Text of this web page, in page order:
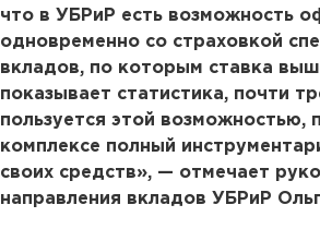
что в УБРиР есть возможность
одновременно со страховкой
вкладов, по которым ставка
показывает статистика, почти
пользуется этой возможностью,
комплексе полный
своих средств», — отмечает
направления вкладов УБРиР